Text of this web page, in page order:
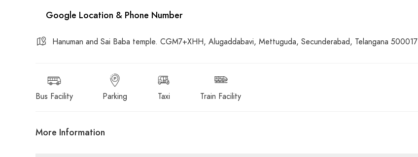
Hanuman and Sai Baba temple. CGM7+XHH, Alugaddabavi, Mettuguda, Secunderabad, Telangana 500017
Bus Facility Parking Taxi Train Facility
More Information